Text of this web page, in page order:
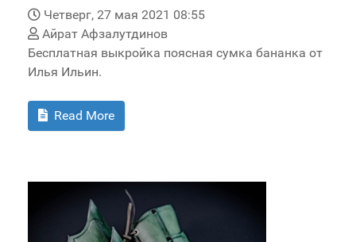
Четверг, 27 мая 2021 08:55
Айрат Афзалутдинов
Бесплатная выкройка поясная сумка бананка от
Илья Ильин.
Read More